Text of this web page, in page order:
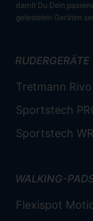
damit Du Dein
getesteten Geräten
RUDERGERÄTE
Tretmann Rivo
Sportstech
Sportstech
WALKING-
Flexispot